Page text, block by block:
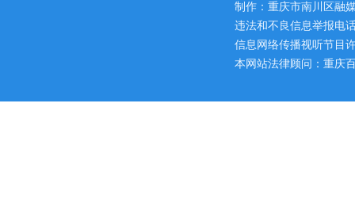
制作：重庆市南川区融
违法和不良信息举报电
信息网络传播视听节目
本网站法律顾问：重庆